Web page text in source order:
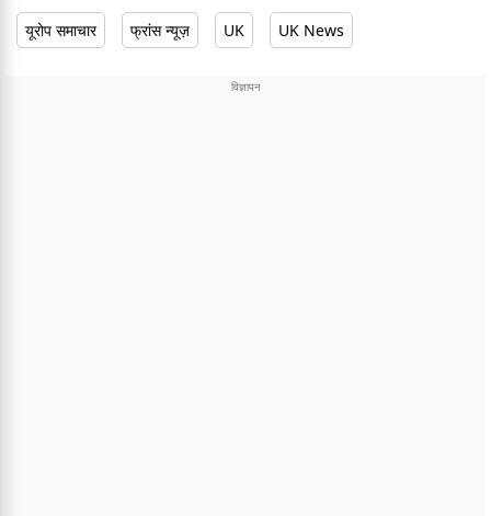
यूरोप समाचार फ्रांस न्यूज़ UK UK News